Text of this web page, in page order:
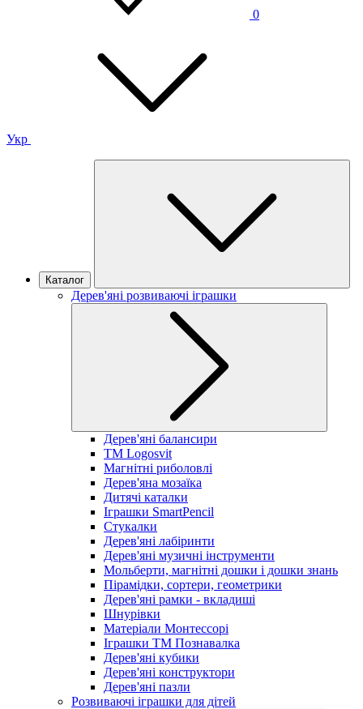
0
Укр
Каталог
Дерев'яні розвиваючі іграшки
Дерев'яні балансири
TM Logosvit
Магнітні риболовлі
Дерев'яна мозаїка
Дитячі каталки
Іграшки SmartPencil
Стукалки
Дерев'яні лабіринти
Дерев'яні музичні інструменти
Мольберти, магнітні дошки і дошки знань
Пірамідки, сортери, геометрики
Дерев'яні рамки - вкладиші
Шнурівки
Матеріали Монтессорі
Іграшки ТМ Познавалка
Дерев'яні кубики
Дерев'яні конструктори
Дерев'яні пазли
Розвиваючі іграшки для дітей